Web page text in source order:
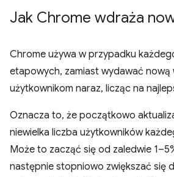
Jak Chrome wdraża
Chrome używa w przypadku
etapowych, zamiast wydawać nową
użytkownikom naraz, licząc na
Oznacza to, że początkowo
niewielka liczba użytkowników
Może to zacząć się od zaledwie
następnie stopniowo zwiększać się